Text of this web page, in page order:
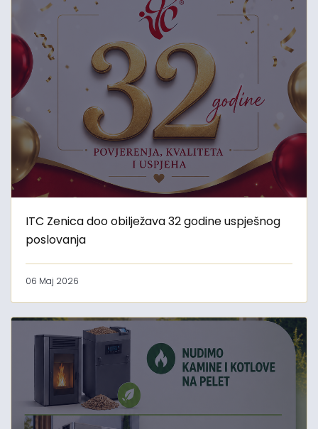
ITC Zenica doo obilježava 32 godine uspješnog
poslovanja
06 Maj 2026